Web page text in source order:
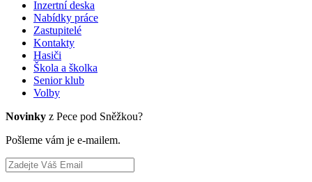
Inzertní deska
Nabídky práce
Zastupitelé
Kontakty
Hasiči
Škola a školka
Senior klub
Volby
Novinky z Pece pod Sněžkou?
Pošleme vám je e-mailem.